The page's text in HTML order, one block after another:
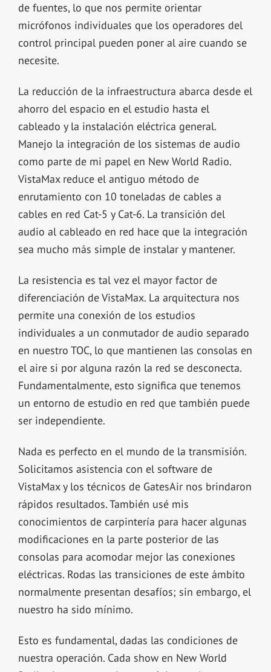
de fuentes, lo que nos permite orientar
micrófonos individuales que los operadores del
control principal pueden poner al aire cuando se
necesite.
La reducción de la infraestructura abarca desde el
ahorro del espacio en el estudio hasta el
cableado y la instalación eléctrica general.
Manejo la integración de los sistemas de audio
como parte de mi papel en New World Radio.
VistaMax reduce el antiguo método de
enrutamiento con 10 toneladas de cables a
cables en red Cat-5 y Cat-6. La transición del
audio al cableado en red hace que la integración
sea mucho más simple de instalar y mantener.
La resistencia es tal vez el mayor factor de
diferenciación de VistaMax. La arquitectura nos
permite una conexión de los estudios
individuales a un conmutador de audio separado
en nuestro TOC, lo que mantienen las consolas en
el aire si por alguna razón la red se desconecta.
Fundamentalmente, esto significa que tenemos
un entorno de estudio en red que también puede
ser independiente.
Nada es perfecto en el mundo de la transmisión.
Solicitamos asistencia con el software de
VistaMax y los técnicos de GatesAir nos brindaron
rápidos resultados. También usé mis
conocimientos de carpintería para hacer algunas
modificaciones en la parte posterior de las
consolas para acomodar mejor las conexiones
eléctricas. Rodas las transiciones de este ámbito
normalmente presentan desafíos; sin embargo, el
nuestro ha sido mínimo.
Esto es fundamental, dadas las condiciones de
nuestra operación. Cada show en New World